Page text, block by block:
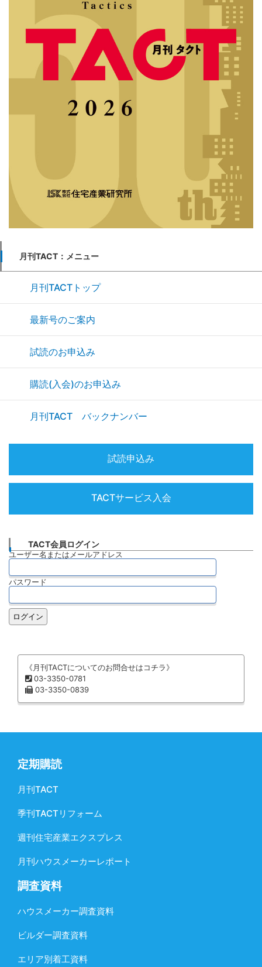
【1．今月の焦点】 【2．トピック・ズームアッ
プ】 2026年補助金の住宅支援、更なる性能重視
へ 省エネ基準適合義務化からもうすぐ１年、標準
仕様はもっと上の水準にシフト 省エネリフォーム
補助金も継続～全体に予算は下がるが
…続きを読む
月刊TACT―2025年12月号
【1．今月の焦点】 【2．トピック・ズームアッ
プ】 富裕層向けは好調、建売市場回復に向かう マ
ンション価格の高止まりで戸建に優位性～都市型
戸建のオープンハウス、タカマツ堅調 飯田グルー
プ、ケイアイスター不動産～大幅増益・
月刊TACT―2025年11月号
(11/17/2025)
【1．今月の焦点】 【2．トピック・ズームアッ
プ】 売上高過去最高更新も減益へ～ 25年度上期
決算 売上高は連続過去最高更新～米国苦戦で下方
修正も国内事業は健闘 【3．特集レポート】 1．多
角化と二刀流経営① 住宅業界の
…続きを読む
月刊TACT―2025年10月号
【1．今月の焦点】 【2．トピック・ズームアッ
プ】 2025年あらゆる指標が上昇気流に乗る 日経
平均株価最高値更新 首都圏中古マンション平均成
約価格 住宅建築費と物価指数上昇 住宅ローン金利
上昇、長期金利は約1.7％ 【
(9/16/2025)
【1．今月の焦点】 【2．トピック・ズームアッ
プ】 戸建が強いハウスメーカーの底力 25年度は
下方修正 主力米国が苦戦する中、国内住宅とM&A
月刊TACT―2025年8月号
(8/15/2025)
【1．今月の焦点】 【2．トピック・ズームアッ
～６月住宅着工は前年比25.6％減～持家やや戻り
か？～ハウスメーカーの戸建
月刊TACT：メニュー
月刊TACTトップ
最新号のご案内
試読のお申込み
購読(入会)のお申込み
月刊TACT バックナンバー
試読申込み
TACTサービス入会
TACT会員ログイン
ユーザー名またはメールアドレス
パスワード
《月刊TACTについてのお問合せはコチラ》
03-3350-0781
03-3350-0839
定期購読
月刊TACT
季刊TACTリフォーム
週刊住宅産業エクスプレス
月刊ハウスメーカーレポート
調査資料
ハウスメーカー調査資料
ビルダー調査資料
エリア別着工資料